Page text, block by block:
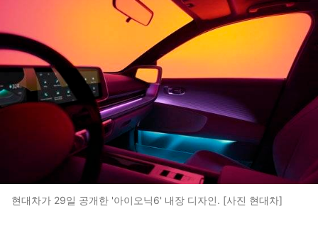
현대차가 29일 공개한 '아이오닉6' 내장 디자인. [사진 현대차]